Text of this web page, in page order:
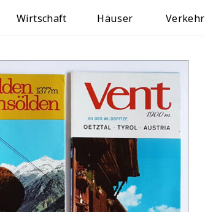
Wirtschaft Häuser Verkehr